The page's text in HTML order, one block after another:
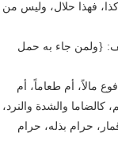
فهذا حلال، وليس من
{ولمن جاء به حمل
مالاً، أم طعاماً، أم
كالضاما والشدة والنرد،
حرام بذله، حرام